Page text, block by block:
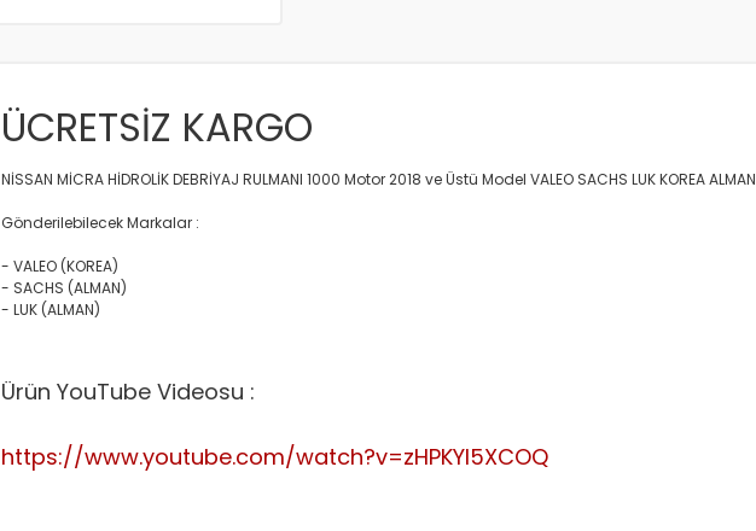
ÜCRETSİZ KARGO
NİSSAN MİCRA HİDROLİK DEBRİYAJ RULMANI 1000 Motor 2018 ve Üstü Model VALEO SACHS LUK KOREA ALMAN
Gönderilebilecek Markalar :
- VALEO (KOREA)
- SACHS (ALMAN)
- LUK (ALMAN)
Ürün YouTube Videosu :
https://www.youtube.com/watch?v=zHPKYI5XCOQ